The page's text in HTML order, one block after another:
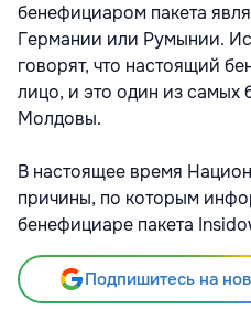
бенефициаром пакета
Германии или Румынии.
говорят, что настоящий
лицо, и это один из самых
Молдовы.
В настоящее время
причины, по которым
бенефициаре пакета
Подпишитесь на